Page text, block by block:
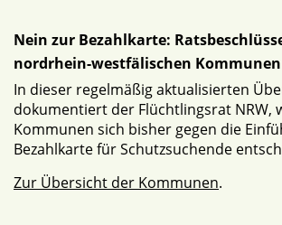
Nein zur Bezahlkarte:
nordrhein-westfälischen Kommunen
In dieser regelmäßig aktualisierten
dokumentiert der Flüchtlingsrat NRW,
Kommunen sich bisher gegen die
Bezahlkarte für Schutzsuchende
Zur Übersicht der Kommunen.